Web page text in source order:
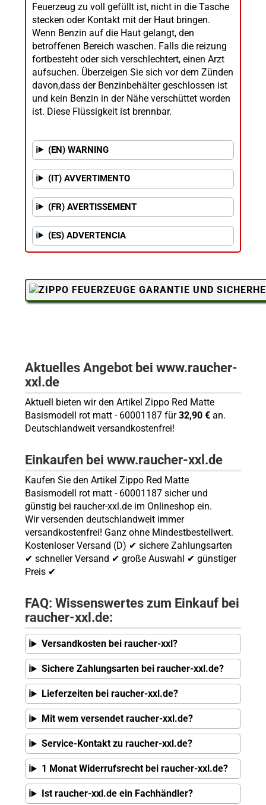
Feuerzeug zu voll gefüllt ist, nicht in die Tasche
stecken oder Kontakt mit der Haut bringen.
Wenn Benzin auf die Haut gelangt, den
betroffenen Bereich waschen. Falls die reizung
fortbesteht oder sich verschlechtert, einen Arzt
aufsuchen. Überzeigen Sie sich vor dem Zünden
davon,dass der Benzinbehälter geschlossen ist
und kein Benzin in der Nähe verschüttet worden
ist. Diese Flüssigkeit ist brennbar.
(EN) WARNING
(IT) AVVERTIMENTO
(FR) AVERTISSEMENT
(ES) ADVERTENCIA
Aktuelles Angebot bei www.raucher-
xxl.de
Aktuell bieten wir den Artikel Zippo Red Matte
Basismodell rot matt - 60001187 für32,90 €an.
Deutschlandweit versandkostenfrei!
Einkaufen bei www.raucher-xxl.de
Kaufen Sie den Artikel Zippo Red Matte
Basismodell rot matt - 60001187 sicher und
günstig bei raucher-xxl.de im Onlineshop ein.
Wir versenden deutschlandweit immer
versandkostenfrei! Ganz ohne Mindestbestellwert.
Kostenloser Versand (D) ✔ sichere Zahlungsarten
✔ schneller Versand ✔ große Auswahl ✔ günstiger
Preis ✔
FAQ: Wissenswertes zum Einkauf bei
raucher-xxl.de:
Versandkosten bei raucher-xxl?
Sichere Zahlungsarten bei raucher-xxl.de?
Lieferzeiten bei raucher-xxl.de?
Mit wem versendet raucher-xxl.de?
Service-Kontakt zu raucher-xxl.de?
1 Monat Widerrufsrecht bei raucher-xxl.de?
Ist raucher-xxl.de ein Fachhändler?